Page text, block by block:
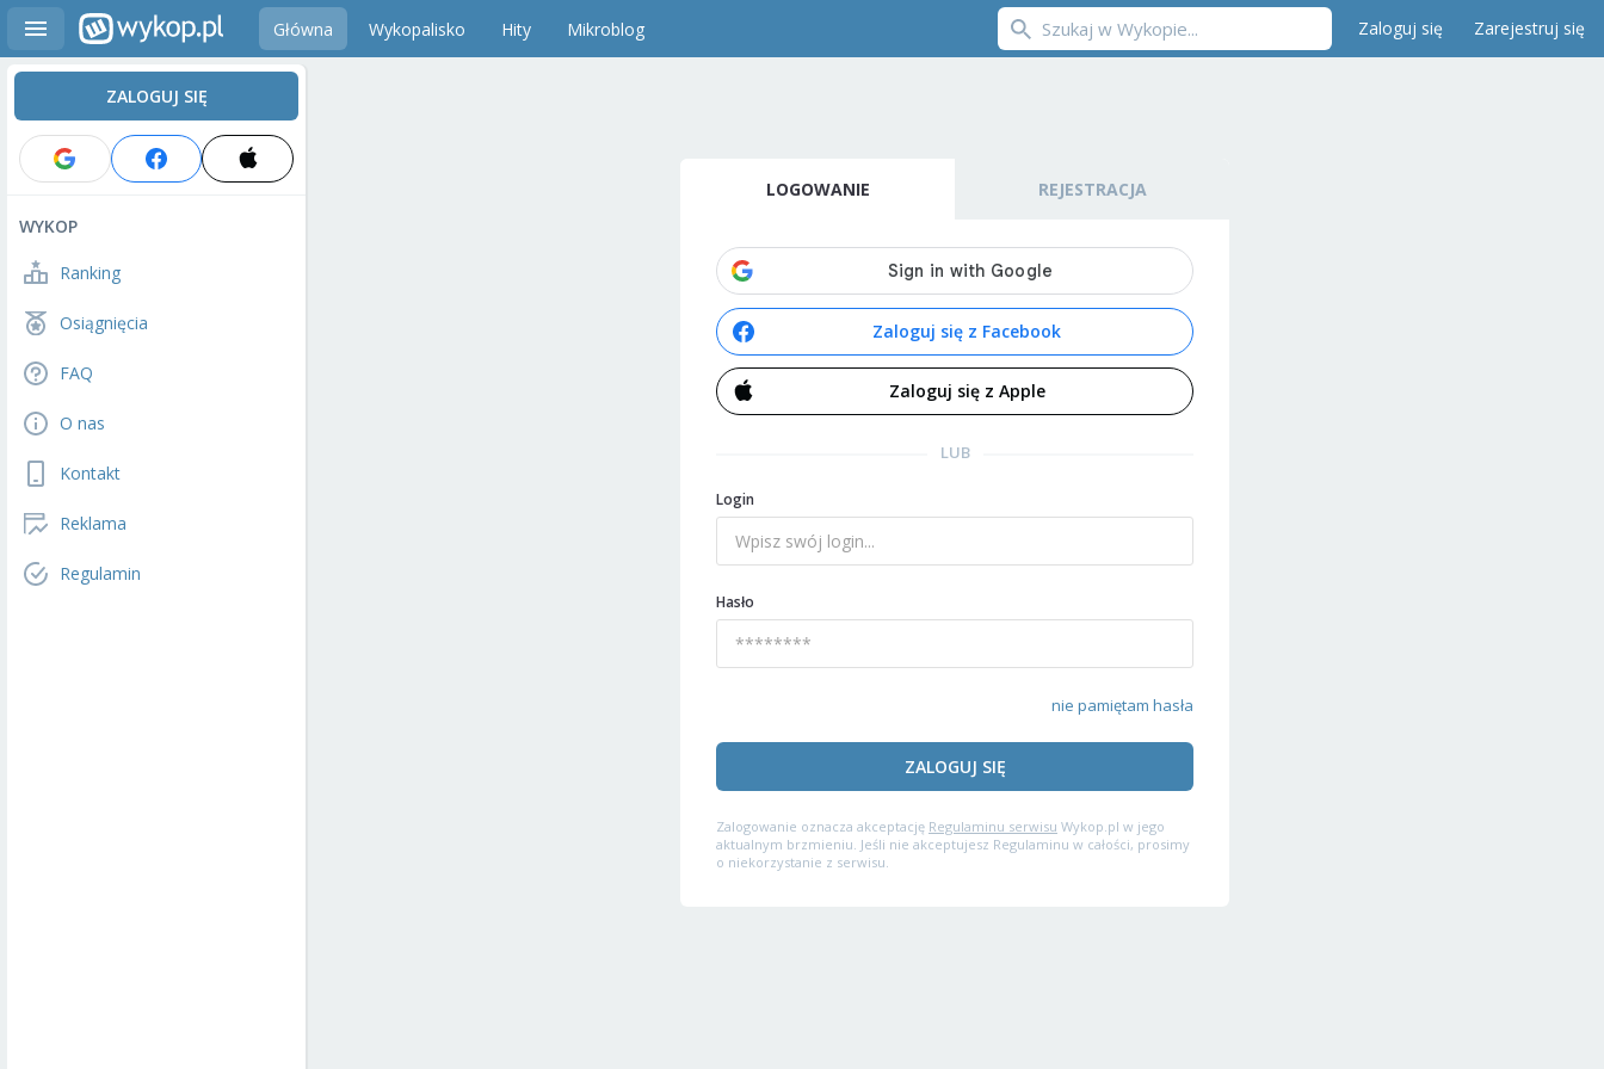
Główna Wykopalisko Hity Mikroblog Zaloguj się Zarejestruj się
ZALOGUJ SIĘ
WYKOP
Ranking
Osiągnięcia
FAQ
O nas
Kontakt
Reklama
Regulamin
LOGOWANIE REJESTRACJA
Zaloguj się z Facebook
Zaloguj się z Apple
LUB
Login
Hasło
nie pamiętam hasła
ZALOGUJ SIĘ
Zalogowanie oznacza akceptację Regulaminu serwisu Wykop.pl w jego
aktualnym brzmieniu. Jeśli nie akceptujesz Regulaminu w całości, prosimy
o niekorzystanie z serwisu.